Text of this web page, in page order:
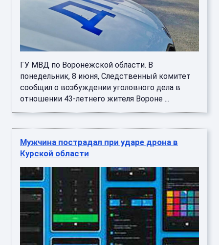
ГУ МВД по Воронежской области. В
понедельник, 8 июня, Следственный комитет
сообщил о возбуждении уголовного дела в
отношении 43-летнего жителя Вороне ...
Мужчина пострадал при ударе дрона в
Курской области